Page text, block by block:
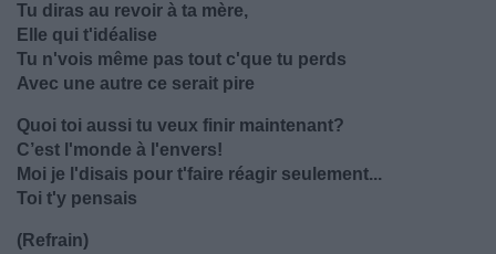
Tu diras au revoir à ta mère,
Elle qui t'idéalise
Tu n'vois même pas tout c'que tu perds
Avec une autre ce serait pire
Quoi toi aussi tu veux finir maintenant?
C’est l'monde à l'envers!
Moi je l'disais pour t'faire réagir seulement...
Toi t'y pensais
(Refrain)